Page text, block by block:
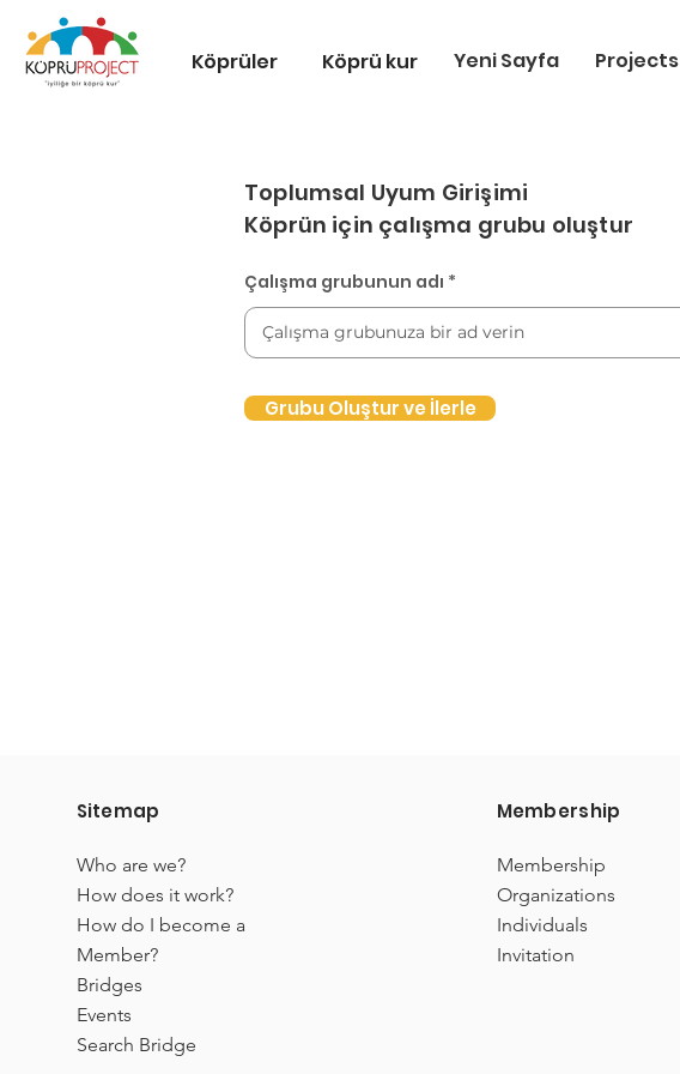
Köprüler Köprü kur Yeni Sayfa Projects
Toplumsal Uyum Girişimi
Köprün için çalışma grubu oluştur
Çalışma grubunun adı
Grubu Oluştur ve İlerle
Sitemap
Who are we?
How does it work?
How do I become a
Member?
Bridges
Events
Search Bridge
Membership
Membership
Organizations
Individuals
Invitation